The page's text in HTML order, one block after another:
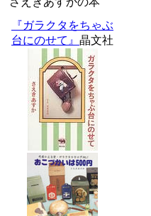
『ガラクタをちゃぶ
台にのせて』 晶文社